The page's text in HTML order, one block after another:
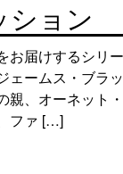
ション
お届けするシリー
ェームス・ブラッ
親、オーネット・
ファ […]